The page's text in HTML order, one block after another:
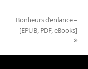
next
post:
Bonheurs d’enfance –
[EPUB, PDF, eBooks]